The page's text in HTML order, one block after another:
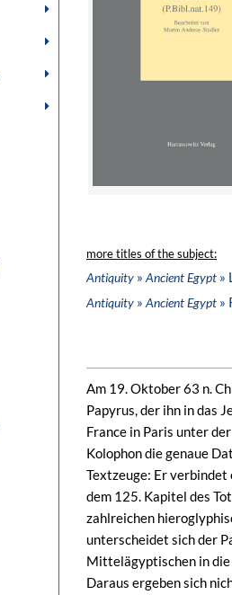
more titles of the subject:
Antiquity » Ancient Egypt »
Antiquity » Ancient Egypt »
Am 19. Oktober 63 n.
Papyrus, der ihn in das
France in Paris unter
Kolophon die genaue
Textzeuge: Er verbindet
dem 125. Kapitel des
zahlreichen
unterscheidet sich der
Mittelägyptischen in die
Daraus ergeben sich